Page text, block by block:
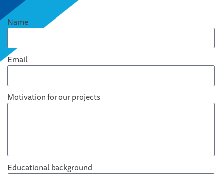
Name
Email
Motivation for our projects
Educational background